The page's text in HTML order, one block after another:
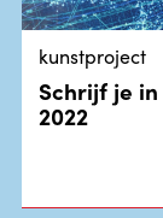
kunstproject
Schrijf je
2022